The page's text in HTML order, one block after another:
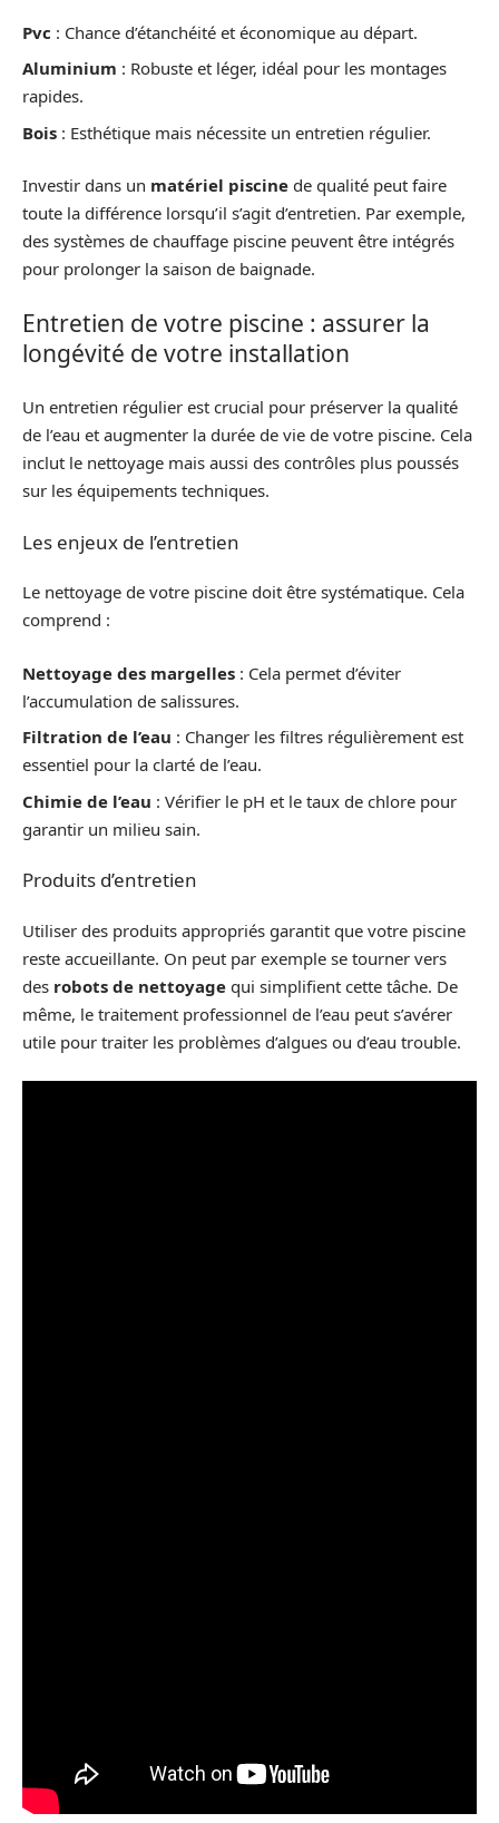
Pvc : Chance d’étanchéité et économique au départ.
Aluminium : Robuste et léger, idéal pour les montages
rapides.
Bois : Esthétique mais nécessite un entretien régulier.
Investir dans un matériel piscine de qualité peut faire
toute la différence lorsqu’il s’agit d’entretien. Par exemple,
des systèmes de chauffage piscine peuvent être intégrés
pour prolonger la saison de baignade.
Entretien de votre piscine : assurer la
longévité de votre installation
Un entretien régulier est crucial pour préserver la qualité
de l’eau et augmenter la durée de vie de votre piscine. Cela
inclut le nettoyage mais aussi des contrôles plus poussés
sur les équipements techniques.
Les enjeux de l’entretien
Le nettoyage de votre piscine doit être systématique. Cela
comprend :
Nettoyage des margelles : Cela permet d’éviter
l’accumulation de salissures.
Filtration de l’eau : Changer les filtres régulièrement est
essentiel pour la clarté de l’eau.
Chimie de l’eau : Vérifier le pH et le taux de chlore pour
garantir un milieu sain.
Produits d’entretien
Utiliser des produits appropriés garantit que votre piscine
reste accueillante. On peut par exemple se tourner vers
des robots de nettoyage qui simplifient cette tâche. De
même, le traitement professionnel de l’eau peut s’avérer
utile pour traiter les problèmes d’algues ou d’eau trouble.